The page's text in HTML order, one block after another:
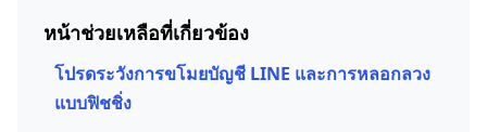
หน้าช่วยเหลือที่เกี่ยวข้อง
โปรดระวังการขโมยบัญชี LINE และการหลอกลวง
แบบฟิชชิ่ง